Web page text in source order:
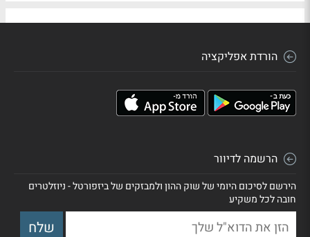
הורדת אפליקציה
הרשמה לדיוור
הירשם לסיכום היומי של שוק ההון ולמבזקים של ביזפורטל - ניוזלטרים
חובה לכל משקיע